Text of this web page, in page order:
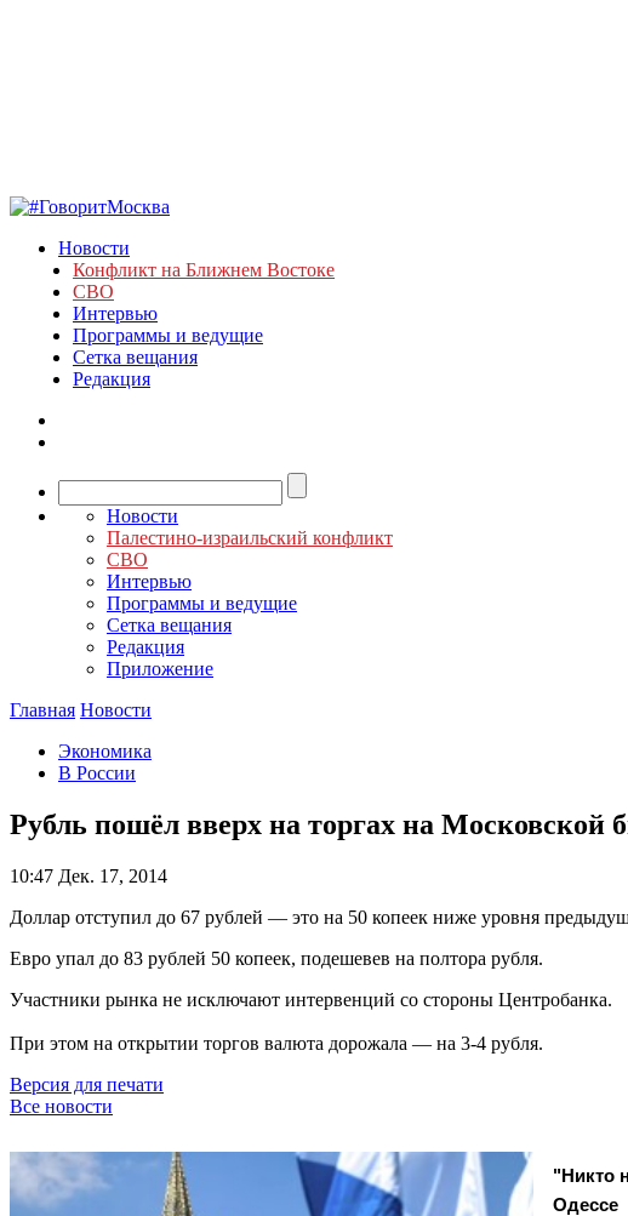
Новости
Конфликт на Ближнем Востоке
СВО
Интервью
Программы и ведущие
Сетка вещания
Редакция
Новости
Палестино-израильский конфликт
СВО
Интервью
Программы и ведущие
Сетка вещания
Редакция
Приложение
Главная Новости
Экономика
В России
Рубль пошёл вверх на торгах на Московской
10:47 Дек. 17, 2014
Доллар отступил до 67 рублей — это на 50 копеек ниже уровня
Евро упал до 83 рублей 50 копеек, подешевев на полтора рубля.
Участники рынка не исключают интервенций со стороны Центробанка.
При этом на открытии торгов валюта дорожала — на 3-4 рубля.
Версия для печати
Все новости
"Никто
Одессе